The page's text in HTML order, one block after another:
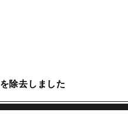
除去しました